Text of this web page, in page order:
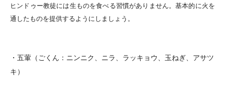
ヒンドゥー教徒には生ものを食べる習慣がありません。基本的に火を
通したものを提供するようにしましょう。
・五葷（ごくん：ニンニク、ニラ、ラッキョウ、玉ねぎ、アサツ
キ）